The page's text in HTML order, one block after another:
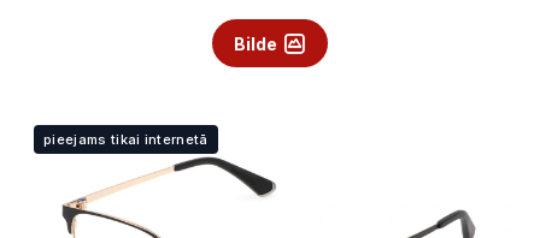
Bilde
pieejams tikai internetā